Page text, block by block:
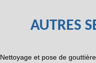
AUTRES
Nettoyage et pose de